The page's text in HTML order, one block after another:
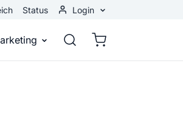
Status Login
Kundenbereich
Webmail